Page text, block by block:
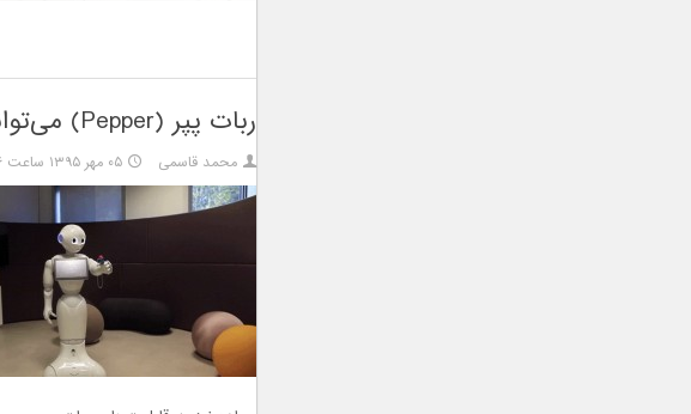
ربات پپر (Pepper) می‌تواند بازی “توپ و فنجان” را یاد بگیرد
محمد قاسمی ۰۵ مهر ۱۳۹۵ ساعت ۰۹:۲۶